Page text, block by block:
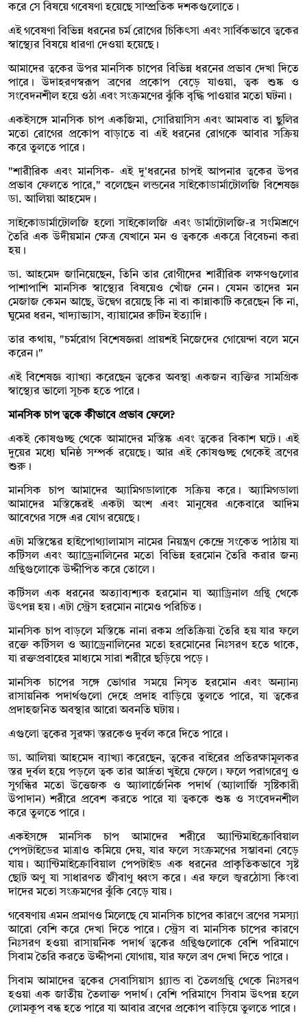
করে সে বিষয়ে গবেষণা হয়েছে সাম্প্রতিক দশকগুলোতে।
এই গবেষণা বিভিন্ন ধরনের চর্ম রোগের চিকিৎসা এবং সার্বিকভাবে ত্বকের
স্বাস্থ্যের বিষয়ে ধারণা দেওয়া হয়েছে।
আমাদের ত্বকের উপর মানসিক চাপের বিভিন্ন ধরনের প্রভাব দেখা দিতে
পারে। উদাহরণস্বরূপ ব্রণের প্রকোপ বেড়ে যাওয়া, ত্বক শুষ্ক ও
সংবেদনশীল হয়ে ওঠা এবং সংক্রমণের ঝুঁকি বৃদ্ধি পাওয়ার মতো ঘটনা।
একইসঙ্গে মানসিক চাপ একজিমা, সোরিয়াসিস এবং আমবাত বা ছুলির
মতো রোগের প্রকোপ বাড়াতে বা এই ধরনের রোগকে আবার সক্রিয়
করে তুলতে পারে।
"শারীরিক এবং মানসিক- এই দু'ধরনের চাপই আপনার ত্বকের উপর
প্রভাব ফেলতে পারে," বলেছেন লন্ডনের সাইকোডার্মাটোলজি বিশেষজ্ঞ
ডা. আলিয়া আহমেদ।
সাইকোডার্মাটোলজি হলো সাইকোলজি এবং ডার্মাটোলজি-র সংমিশ্রণে
তৈরি এক উদীয়মান ক্ষেত্র যেখানে মন ও ত্বককে একত্রে বিবেচনা করা
হয়।
ডা. আহমেদ জানিয়েছেন, তিনি তার রোগীদের শারীরিক লক্ষণগুলোর
পাশাপাশি মানসিক স্বাস্থ্যের বিষয়েও খোঁজ নেন। যেমন তাদের মন
মেজাজ কেমন আছে, উদ্বেগ রয়েছে কি না বা কান্নাকাটি করেছেন কি না,
ঘুমের ধরন, খাদ্যাভ্যাস, ব্যায়ামের রুটিন ইত্যাদি।
তার কথায়, "চর্মরোগ বিশেষজ্ঞরা প্রায়শই নিজেদের গোয়েন্দা বলে মনে
করেন।"
এই বিশেষজ্ঞ ব্যাখ্যা করেছেন ত্বকের অবস্থা একজন ব্যক্তির সামগ্রিক
স্বাস্থ্যের ভালো সূচক হতে পারে।
মানসিক চাপ ত্বকে কীভাবে প্রভাব ফেলে?
একই কোষগুচ্ছ থেকে আমাদের মস্তিষ্ক এবং ত্বকের বিকাশ ঘটে। এই
দুয়ের মধ্যে ঘনিষ্ঠ সম্পর্ক রয়েছে। আর এই কোষগুচ্ছ থেকেই ব্রণের
শুরু।
মানসিক চাপ আমাদের অ্যামিগডালাকে সক্রিয় করে। অ্যামিগডালা
আমাদের মস্তিষ্কেরই একটা অংশ এবং মানুষের একেবারে আদিম
আবেগের সঙ্গে এর যোগ রয়েছে।
এটা মস্তিস্কের হাইপোথ্যালামাস নামের নিয়ন্ত্রণ কেন্দ্রে সংকেত পাঠায় যা
কর্টিসল এবং অ্যাড্রেনালিনের মতো বিভিন্ন হরমোন তৈরি করার জন্য
গ্রন্থিগুলোকে উদ্দীপিত করে তোলে।
কর্টিসল এক ধরনের অত্যাব্যশ্যক হরমোন যা অ্যাড্রিনাল গ্রন্থি থেকে
উৎপন্ন হয়। এটা স্ট্রেস হরমোন নামেও পরিচিত।
মানসিক চাপ বাড়লে মস্তিষ্কে নানা রকম প্রতিক্রিয়া তৈরি হয় যার ফলে
রক্তে কর্টিসল ও অ্যাড্রেনালিনের মতো হরমোনের নিঃসরণ হতে থাকে,
যা রক্তপ্রবাহের মাধ্যমে সারা শরীরে ছড়িয়ে পড়ে।
মানসিক চাপের সঙ্গে ভোগার সময়ে নিসৃত হরমোন এবং অন্যান্য
রাসায়নিক পদার্থগুলো দেহে প্রদাহ বাড়িয়ে তুলতে পারে, যা ত্বকের
প্রদাহজনিত অবস্থার আরো অবনতি ঘটায়।
এগুলো ত্বকের সুরক্ষা স্তরকেও দুর্বল করে দিতে পারে।
ডা. আলিয়া আহমেদ ব্যাখ্যা করেছেন, ত্বকের বাইরের প্রতিরক্ষামূলকর
স্তর দুর্বল হয়ে পড়লে ত্বক তার আর্দ্রতা খুইয়ে ফেলে। ফলে পরাগরেণু ও
সুগন্ধির মতো উত্তেজক ও অ্যালার্জেনিক পদার্থ (অ্যালার্জি সৃষ্টিকারী
উপাদান) শরীরে প্রবেশ করতে পারে যা ত্বককে শুষ্ক ও সংবেদনশীল
করে তুলতে পারে।
একইসঙ্গে মানসিক চাপ আমাদের শরীরে অ্যান্টিমাইক্রোবিয়াল
পেপটাইডের মাত্রাও কমিয়ে দেয়, যার ফলে সংক্রমণের সম্ভাবনা বেড়ে
যায়। অ্যান্টিমাইক্রোবিয়াল পেপটাইড এক ধরনের প্রাকৃতিকভাবে সৃষ্ট
ছোট অণু যা সাধারণত জীবাণু ধ্বংস করে। এর ফলে জ্বরঠোসা কিংবা
দাদের মতো সংক্রমণের ঝুঁকি বেড়ে যায়।
গবেষণায় এমন প্রমাণও মিলেছে যে মানসিক চাপের কারণে ব্রণের সমস্যা
আরো বেশি করে দেখা দিতে পারে। স্ট্রেস বা মানসিক চাপের কারণে
নিঃসরণ হওয়া রাসায়নিক পদার্থ ত্বকের গ্রন্থিগুলোকে বেশি পরিমাণে
সিবাম তৈরি করতে উদ্দীপনা যোগায়, যার ফলে ব্রণ দেখা দিতে পারে।
সিবাম আমাদের ত্বকের সেবাসিয়াস গ্ল্যান্ড বা তৈলগ্রন্থি থেকে নিঃসরণ
হওয়া এক জাতীয় তৈলাক্ত পদার্থ। বেশি পরিমাণে সিবাম উৎপন্ন হলে
লোমকূপ বন্ধ হতে পারে যা আবার ব্রণের প্রকোপ বাড়িয়ে তুলতে পারে।